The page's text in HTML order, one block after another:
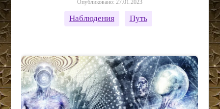
Опубликовано: 27.01.2023
Наблюдения Путь